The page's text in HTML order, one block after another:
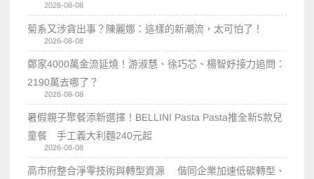
2026-08-08
菊系又涉貪出事？陳麗娜：這樣的新潮流，太可怕了！
2026-08-08
鄭家4000萬金流延燒！游淑慧、徐巧芯、楊智妤接力追問：
2190萬去哪了？
2026-08-08
暑假親子聚餐添新選擇！BELLINI Pasta Pasta推全新5款兒
童餐 手工義大利麵240元起
2026-08-08
高市府整合淨零技術與轉型資源 偕同企業加速低碳轉型、